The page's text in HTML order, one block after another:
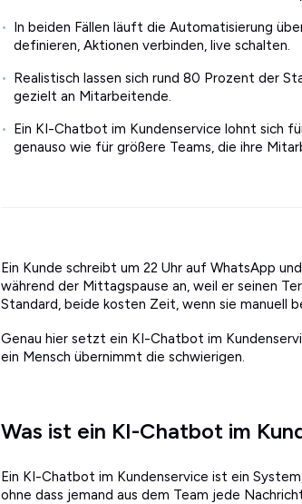
In beiden Fällen läuft die Automatisierung
definieren, Aktionen verbinden, live schalten.
Realistisch lassen sich rund 80 Prozent der
gezielt an Mitarbeitende.
Ein KI-Chatbot im Kundenservice lohnt sich
genauso wie für größere Teams, die ihre
Ein Kunde schreibt um 22 Uhr auf WhatsApp
während der Mittagspause an, weil er seinen
Standard, beide kosten Zeit, wenn sie manuell
Genau hier setzt ein KI-Chatbot im
ein Mensch übernimmt die schwierigen.
Was ist ein KI-Chatbot im
Ein KI-Chatbot im Kundenservice ist ein
ohne dass jemand aus dem Team jede